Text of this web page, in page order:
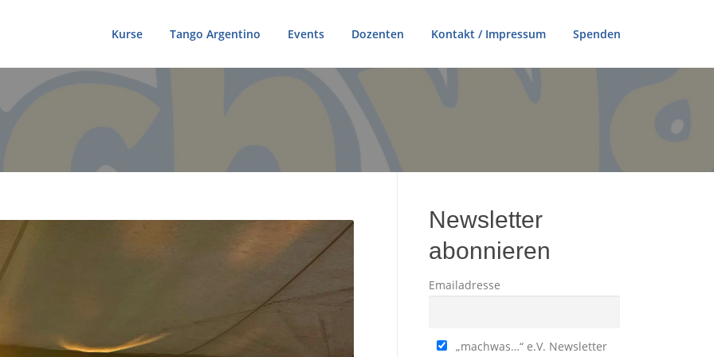
Kurse Tango Argentino Events Dozenten Kontakt / Impressum Spenden
Newsletter
abonnieren
Emailadresse
„machwas…“ e.V. Newsletter